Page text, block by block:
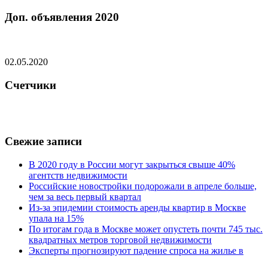
Доп. объявления 2020
02.05.2020
Счетчики
Свежие записи
В 2020 году в России могут закрыться свыше 40%
агентств недвижимости
Российские новостройки подорожали в апреле больше,
чем за весь первый квартал
Из-за эпидемии стоимость аренды квартир в Москве
упала на 15%
По итогам года в Москве может опустеть почти 745 тыс.
квадратных метров торговой недвижимости
Эксперты прогнозируют падение спроса на жилье в